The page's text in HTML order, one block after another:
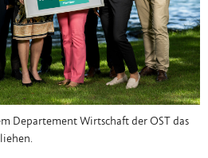
Departement Wirtschaft der OST das